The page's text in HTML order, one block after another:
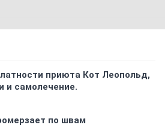
приюта Кот Леопольд,
и самолечение.
по швам